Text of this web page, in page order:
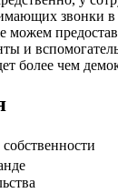
звонки
можем
и
более чем